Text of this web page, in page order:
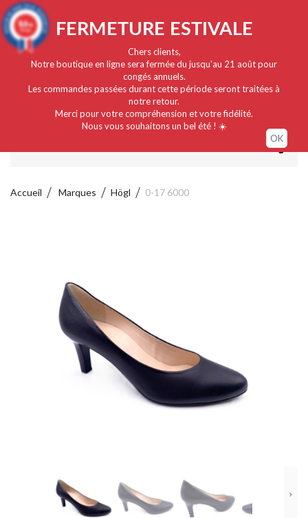
Français
FERMETURE ESTIVALE
Chers clients,
Notre boutique en ligne sera fermée du jusqu'au 21 août pour
congés annuels.
Les commandes passées durant cette période seront traitées à
notre retour.
Merci pour votre compréhension et votre fidélité.
Nous vous souhaitons un bel été ! ☀️
OK
Accueil Marques Högl 0-17 6000
9.4/10